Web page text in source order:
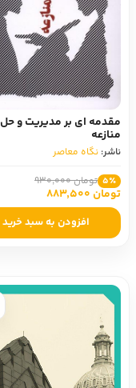
مقدمه ای بر مدیریت و حل
منازعه
ناشر: نگاه معاصر
5٪ تومان 930,000
تومان 883,500
افزودن به سبد خرید